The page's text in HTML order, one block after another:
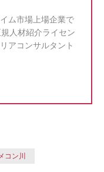
ム市場上場企業で
人材紹介ライセン
アコンサルタント
コン川